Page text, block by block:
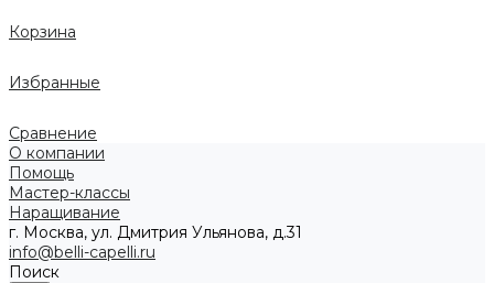
Корзина
Избранные
Сравнение
О компании
Помощь
Мастер-классы
Наращивание
г. Москва, ул. Дмитрия Ульянова, д.31
info@belli-capelli.ru
Поиск